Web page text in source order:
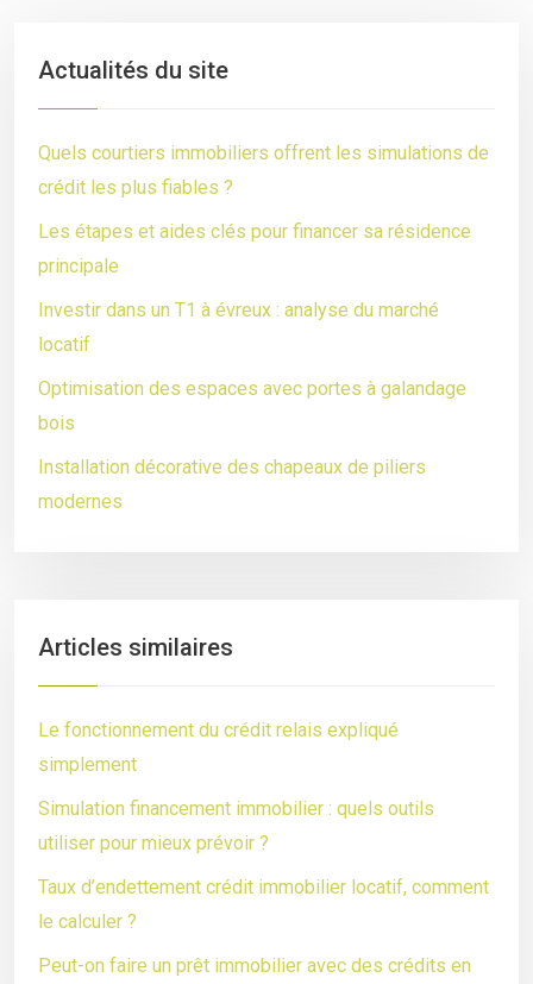
Actualités du site
Quels courtiers immobiliers offrent les simulations de
crédit les plus fiables ?
Les étapes et aides clés pour financer sa résidence
principale
Investir dans un T1 à évreux : analyse du marché
locatif
Optimisation des espaces avec portes à galandage
bois
Installation décorative des chapeaux de piliers
modernes
Articles similaires
Le fonctionnement du crédit relais expliqué
simplement
Simulation financement immobilier : quels outils
utiliser pour mieux prévoir ?
Taux d’endettement crédit immobilier locatif, comment
le calculer ?
Peut-on faire un prêt immobilier avec des crédits en